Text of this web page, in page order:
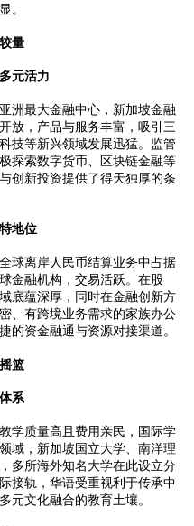
。
量
元活力
最大金融中心，新加坡金融
放，产品与服务丰富，吸引三
技等新兴领域发展迅猛。监管
探索数字货币、区块链金融等
创新投资提供了得天独厚的条
地位
离岸人民币结算业务中占据
金融机构，交易活跃。在股
底蕴深厚，同时在金融创新方
、有跨境业务需求的家族办公
的资金融通与资源对接渠道。
篮
系
质量高且费用亲民，国际学
域，新加坡国立大学、南洋理
多所海外知名大学在此设立分
接轨，华语受重视利于传承中
元文化融合的教育土壤。